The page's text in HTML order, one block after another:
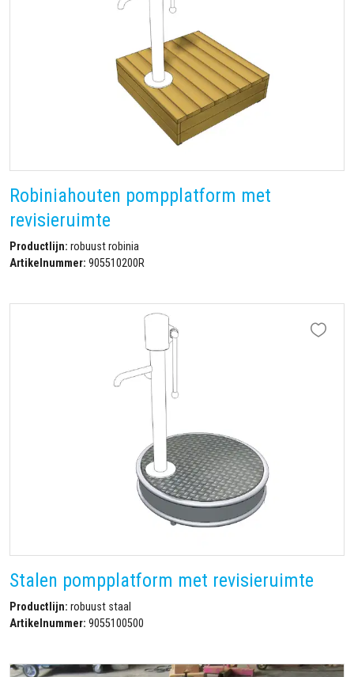
Robiniahouten pompplatform met
revisieruimte
Productlijn: robuust robinia
Artikelnummer: 905510200R
Stalen pompplatform met revisieruimte
Productlijn: robuust staal
Artikelnummer: 9055100500